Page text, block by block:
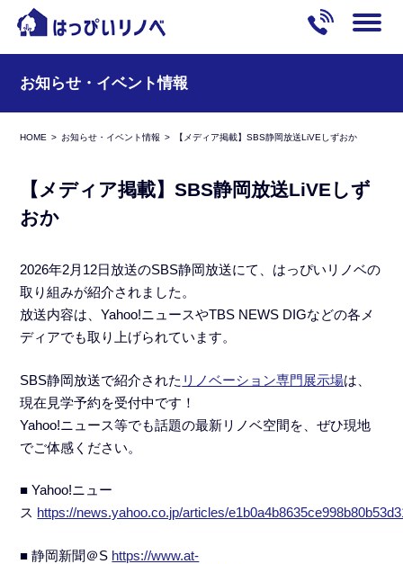
お知らせ・イベント情報
HOME お知らせ・イベント情報 【メディア掲載】SBS静岡放送LiVEしずおか
【メディア掲載】SBS静岡放送LiVEしず
おか
2026年2月12日放送のSBS静岡放送にて、はっぴいリノベの
取り組みが紹介されました。
放送内容は、Yahoo!ニュースやTBS NEWS DIGなどの各メ
ディアでも取り上げられています。
SBS静岡放送で紹介された リノベーション専門展示場は、
現在見学予約を受付中です！
Yahoo!ニュース等でも話題の最新リノベ空間を、ぜひ現地
でご体感ください。
■ Yahoo!ニュー
ス https://news.yahoo.co.jp/articles/
■ 静岡新聞＠S https://www.at-